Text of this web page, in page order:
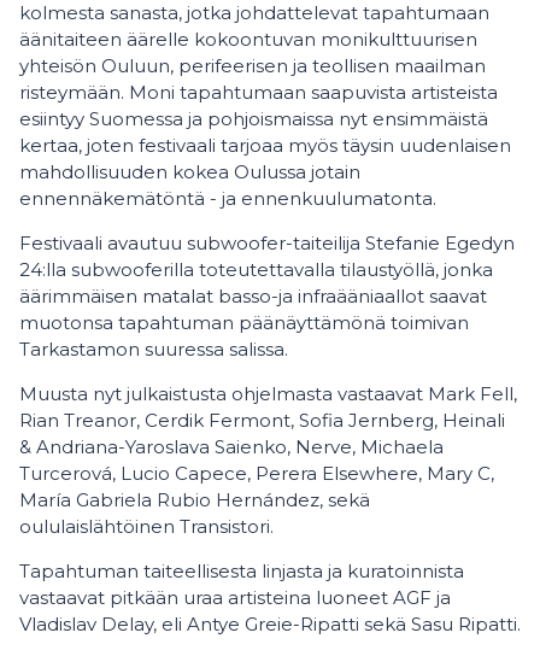
kolmesta sanasta, jotka johdattelevat tapahtumaan
äänitaiteen äärelle kokoontuvan monikulttuurisen
yhteisön Ouluun, perifeerisen ja teollisen maailman
risteymään. Moni tapahtumaan saapuvista artisteista
esiintyy Suomessa ja pohjoismaissa nyt ensimmäistä
kertaa, joten festivaali tarjoaa myös täysin uudenlaisen
mahdollisuuden kokea Oulussa jotain
ennennäkemätöntä - ja ennenkuulumatonta.
Festivaali avautuu subwoofer-taiteilija Stefanie Egedyn
24:lla subwooferilla toteutettavalla tilaustyöllä, jonka
äärimmäisen matalat basso-ja infraääniaallot saavat
muotonsa tapahtuman päänäyttämönä toimivan
Tarkastamon suuressa salissa.
Muusta nyt julkaistusta ohjelmasta vastaavat Mark Fell,
Rian Treanor, Cerdik Fermont, Sofia Jernberg, Heinali
& Andriana-Yaroslava Saienko, Nerve, Michaela
Turcerová, Lucio Capece, Perera Elsewhere, Mary C,
María Gabriela Rubio Hernández, sekä
oululaislähtöinen Transistori.
Tapahtuman taiteellisesta linjasta ja kuratoinnista
vastaavat pitkään uraa artisteina luoneet AGF ja
Vladislav Delay, eli Antye Greie-Ripatti sekä Sasu Ripatti.